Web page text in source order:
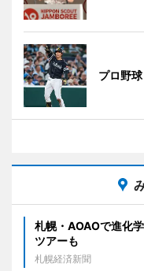
プロ野
札幌・AOAOで進化
ツアーも
札幌経済新聞